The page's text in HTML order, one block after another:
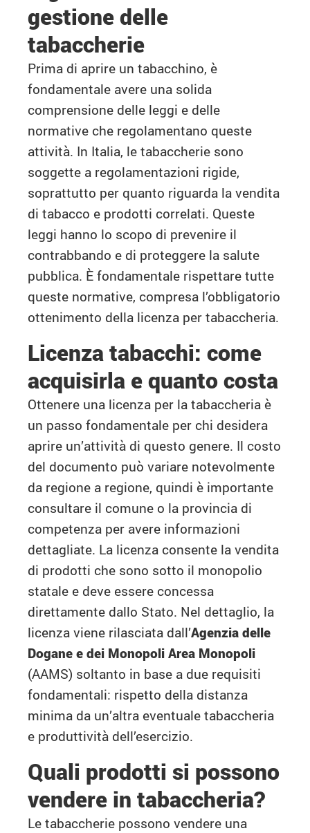
gestione delle
tabaccherie
Prima di aprire un tabacchino, è
fondamentale avere una solida
comprensione delle leggi e delle
normative che regolamentano queste
attività. In Italia, le tabaccherie sono
soggette a regolamentazioni rigide,
soprattutto per quanto riguarda la vendita
di tabacco e prodotti correlati. Queste
leggi hanno lo scopo di prevenire il
contrabbando e di proteggere la salute
pubblica. È fondamentale rispettare tutte
queste normative, compresa l’obbligatorio
ottenimento della licenza per tabaccheria.
Licenza tabacchi: come
acquisirla e quanto costa
Ottenere una licenza per la tabaccheria è
un passo fondamentale per chi desidera
aprire un’attività di questo genere. Il costo
del documento può variare notevolmente
da regione a regione, quindi è importante
consultare il comune o la provincia di
competenza per avere informazioni
dettagliate. La licenza consente la vendita
di prodotti che sono sotto il monopolio
statale e deve essere concessa
direttamente dallo Stato. Nel dettaglio, la
licenza viene rilasciata dall’Agenzia delle
Dogane e dei Monopoli Area Monopoli
(AAMS) soltanto in base a due requisiti
fondamentali: rispetto della distanza
minima da un’altra eventuale tabaccheria
e produttività dell’esercizio.
Quali prodotti si possono
vendere in tabaccheria?
Le tabaccherie possono vendere una